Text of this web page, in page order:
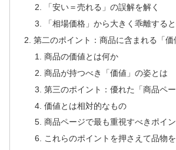
「安い＝売れる」の誤解を解く
「相場価格」から大きく乖離する
第二のポイント：商品に含まれる「
商品の価値とは何か
商品が持つべき「価値」の姿とは
第三のポイント：優れた「商品ペ
価値とは相対的なもの
商品ページで最も重視すべきポイン
これらのポイントを押さえて品物